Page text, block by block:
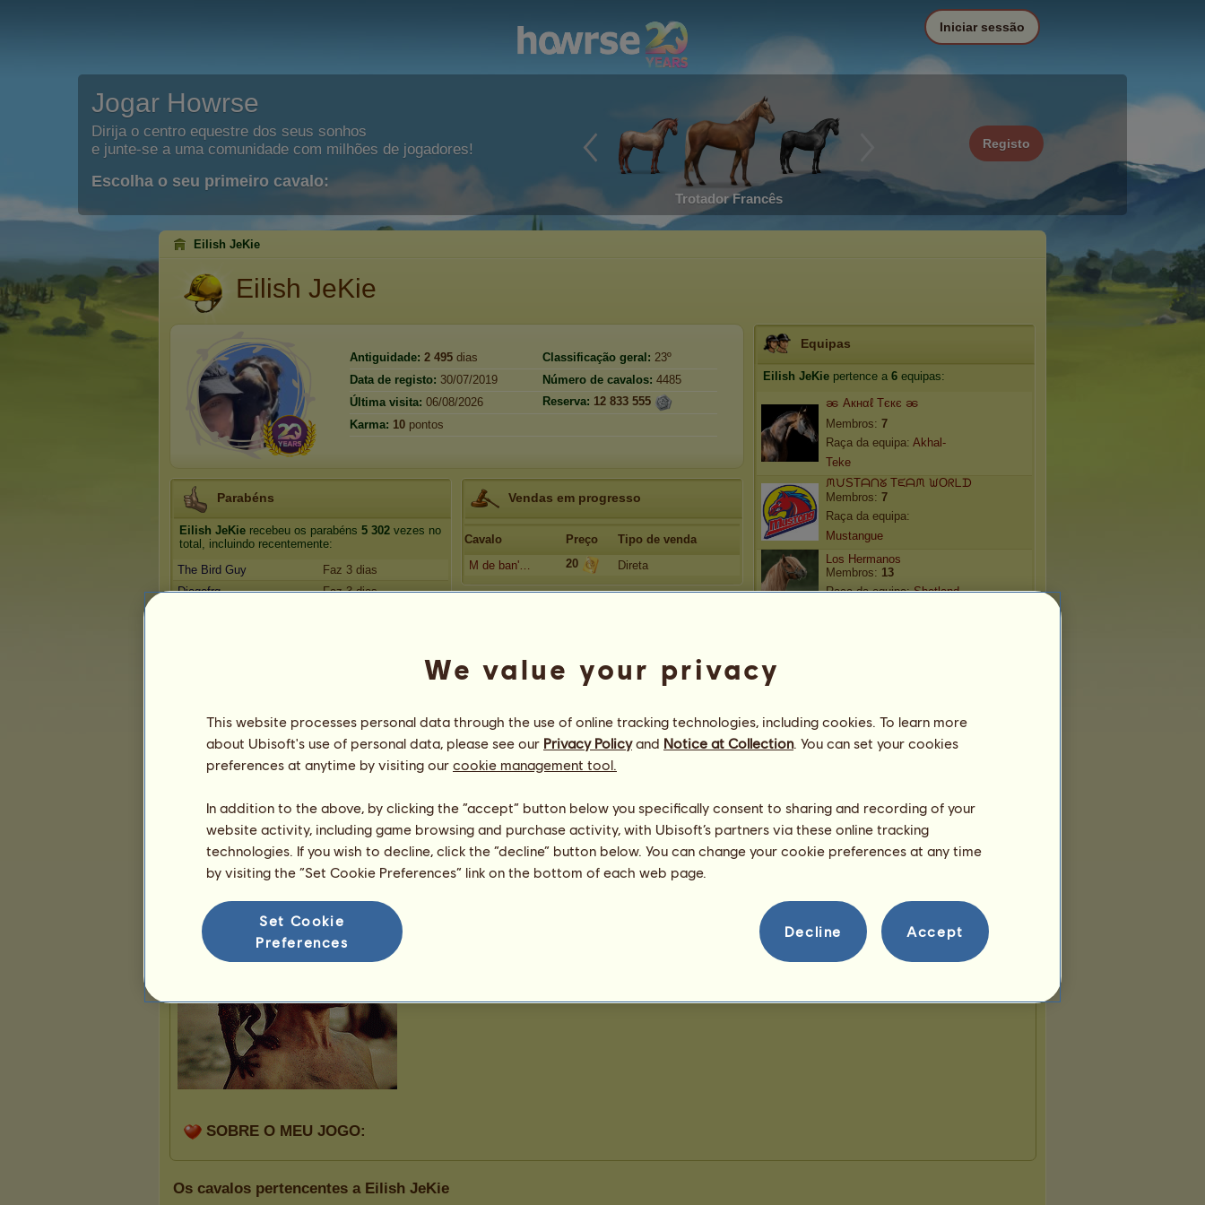
Jogar Howrse
Dirija o centro equestre dos seus sonhos
e junte-se a uma comunidade com milhões de jogadores!
Escolha o seu primeiro cavalo:
Trotador Francês
Registo
Iniciar sessão
Eilish JeKie
Eilish JeKie
Antiguidade: 2 495 dias Classificação geral: 23º
Data de registo: 30/07/2019 Número de cavalos: 4485
Última visita: 06/08/2026 Reserva: 12 833 555
Karma: 10 pontos
Parabéns
Eilish JeKie recebeu os parabéns 5 302 vezes no
total, incluindo recentemente:
The Bird Guy
Faz 3 dias
Diogofrg
Faz 3 dias
Vendas em progresso
Cavalo Preço
Tipo de venda
M de ban'…
20 Direta
Equipas
Eilish JeKie pertence a 6 equipas:
ၼ Aкнαℓ Tєкє ၼ
Membros: 7
Raça da equipa: Akhal-
Teke
ᙏᙀSTᗩᑎᘜ Tᙓᗩᙏ ᙎOᖇᒪᗪ
Membros: 7
Raça da equipa:
Mustangue
Los Hermanos
Membros: 13
Raça da equipa:Shetland
Raça da equipa:Marwari
⋆ Divine Rajput ⋆
Apresentação
Os cavalos pertencentes a Eilish JeKie
We value your privacy
This website processes personal data through the use of online tracking technologies, including cookies. To learn more
about Ubisoft's use of personal data, please see our Privacy Policyand Notice at Collection. You can set your cookies
preferences at anytime by visiting our cookie management tool.
In addition to the above, by clicking the “accept” button below you specifically consent to sharing and recording of your
website activity, including game browsing and purchase activity, with Ubisoft’s partners via these online tracking
technologies. If you wish to decline, click the “decline” button below. You can change your cookie preferences at any time
by visiting the “Set Cookie Preferences” link on the bottom of each web page.
Set Cookie
Preferences
Decline Accept